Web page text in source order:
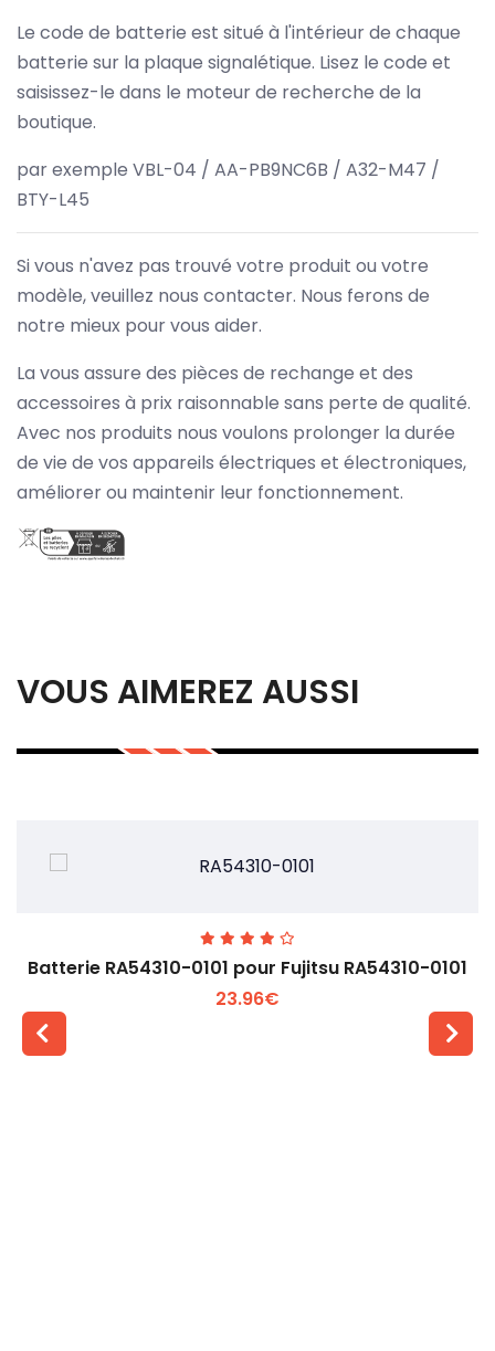
Le code de batterie est situé à l'intérieur de chaque
batterie sur la plaque signalétique. Lisez le code et
saisissez-le dans le moteur de recherche de la
boutique.
par exemple VBL-04 / AA-PB9NC6B / A32-M47 /
BTY-L45
Si vous n'avez pas trouvé votre produit ou votre
modèle, veuillez nous contacter. Nous ferons de
notre mieux pour vous aider.
La vous assure des pièces de rechange et des
accessoires à prix raisonnable sans perte de qualité.
Avec nos produits nous voulons prolonger la durée
de vie de vos appareils électriques et électroniques,
améliorer ou maintenir leur fonctionnement.
VOUS AIMEREZ AUSSI
Batterie RA54310-0101 pour Fujitsu RA54310-0101
23.96€